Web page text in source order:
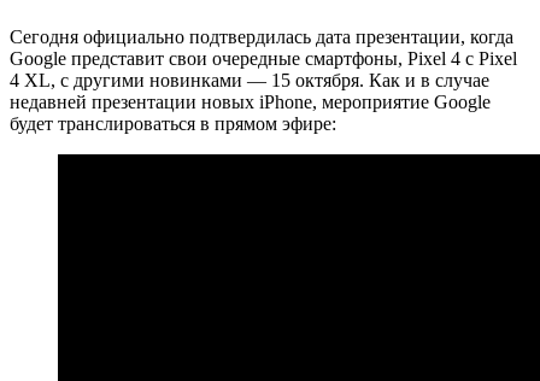
Сегодня официально подтвердилась дата презентации, когда
Google представит свои очередные смартфоны, Pixel 4 с Pixel
4 XL, с другими новинками — 15 октября. Как и в случае
недавней презентации новых iPhone, мероприятие Google
будет транслироваться в прямом эфире: